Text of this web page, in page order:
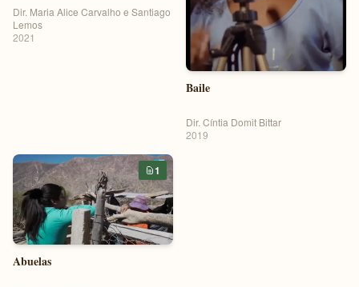
Dir. Maria Alice Carvalho e Santiago
Lemos
2021
Baile
Dir. Cíntia Domit Bittar
2019
1
Abuelas